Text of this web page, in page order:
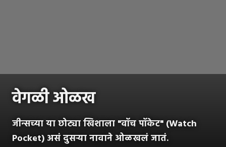
वेगळी ओळख
जीन्सच्या या छोट्या खिशाला "वॉच पॉकेट" (Watch
Pocket) असं दुसऱ्या नावाने ओळखलं जातं.